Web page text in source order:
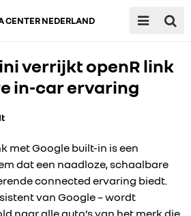
CENTER NEDERLAND
verrijkt openR link
in-car ervaring
met Google built-in is een
dat een naadloze, schaalbare
connected ervaring biedt.
van Google – wordt
naar alle auto’s van het merk die